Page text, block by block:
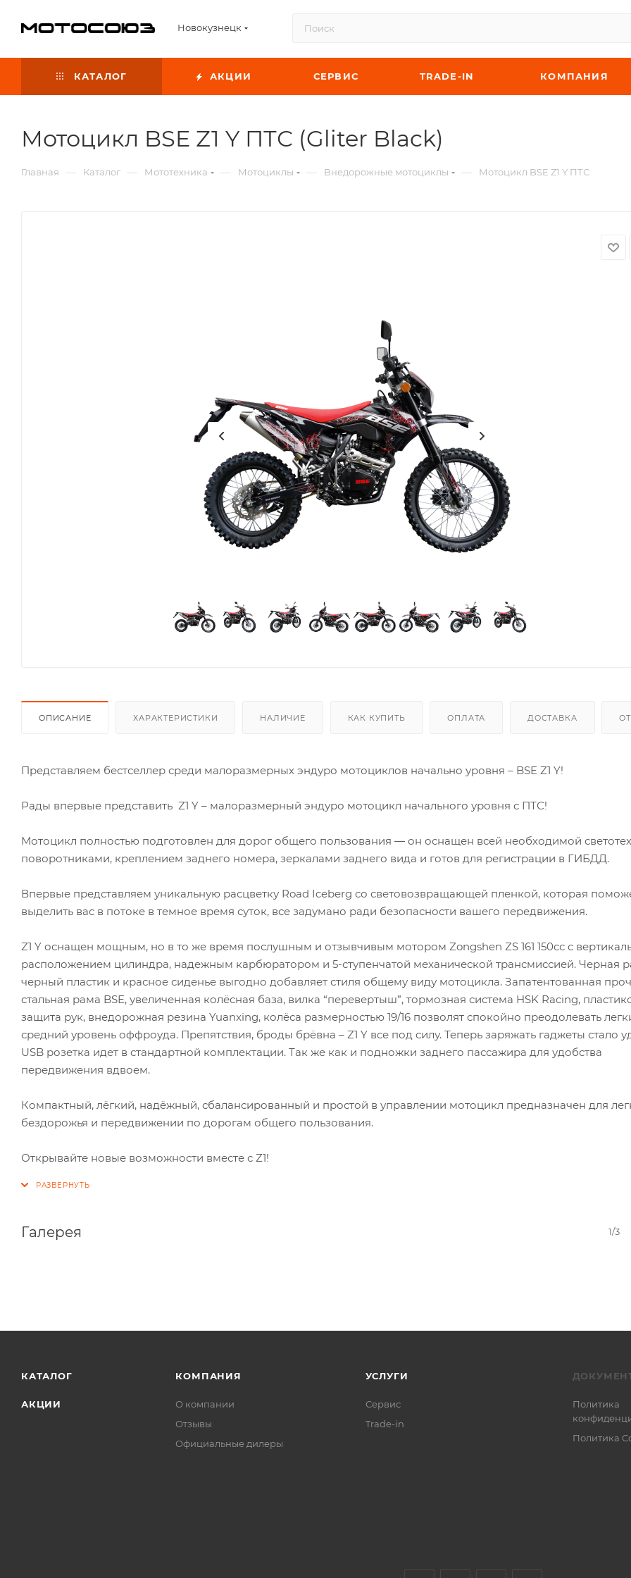
Новокузнецк
КАТАЛОГ АКЦИИ СЕРВИС TRADE-IN КОМПАНИЯ
Мотоцикл BSE Z1 Y ПТС (Gliter Black)
Главная — Каталог — Мототехника — Мотоциклы — Внедорожные мотоциклы — Мотоцикл BSE Z1 Y ПТС
ОПИСАНИЕ ХАРАКТЕРИСТИКИ НАЛИЧИЕ КАК КУПИТЬ ОПЛАТА ДОСТАВКА
Представляем бестселлер среди малоразмерных эндуро мотоциклов начально уровня – BSE Z1 Y!
Рады впервые представить Z1 Y – малоразмерный эндуро мотоцикл начального уровня с ПТС!
Мотоцикл полностью подготовлен для дорог общего пользования — он оснащен всей необходимой
поворотниками, креплением заднего номера, зеркалами заднего вида и готов для регистрации в ГИБДД.
Впервые представляем уникальную расцветку Road Iceberg со световозвращающей пленкой, которая
выделить вас в потоке в темное время суток, все задумано ради безопасности вашего передвижения.
Z1 Y оснащен мощным, но в то же время послушным и отзывчивым мотором Zongshen ZS 161 150сс с
расположением цилиндра, надежным карбюратором и 5-ступенчатой механической трансмиссией. Черная
черный пластик и красное сиденье выгодно добавляет стиля общему виду мотоцикла. Запатентованная
стальная рама BSE, увеличенная колёсная база, вилка “перевертыш”, тормозная система HSK Racing,
защита рук, внедорожная резина Yuanxing, колёса размерностью 19/16 позволят спокойно преодолевать
средний уровень оффроуда. Препятствия, броды брёвна – Z1 Y все под силу. Теперь заряжать гаджеты стало
USB розетка идет в стандартной комплектации. Так же как и подножки заднего пассажира для удобства
передвижения вдвоем.
Компактный, лёгкий, надёжный, сбалансированный и простой в управлении мотоцикл предназначен для
бездорожья и передвижении по дорогам общего пользования.
Открывайте новые возможности вместе с Z1!
Галерея 1/3
КАТАЛОГ
АКЦИИ
КОМПАНИЯ
О компании
Отзывы
Официальные дилеры
УСЛУГИ
Сервис
Trade-in
Политика
Политика